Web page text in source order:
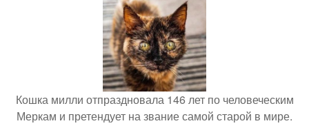
Кошка милли отпраздновала 146 лет по человеческим
Меркам и претендует на звание самой старой в мире.